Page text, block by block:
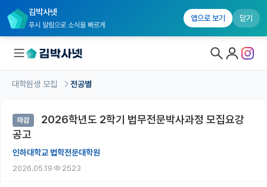
김박사넷
푸시 알림으로 소식을 빠르게
앱으로 보기 닫기
대학원생 모집 홈
기관별 모집 정보
연구실별 모집 정보
대학원생 모집 전공별
마감
2026학년도 2학기 법무전문박사과정 모집요강
공고
인하대학교 법학전문대학원
2026.05.19 2523